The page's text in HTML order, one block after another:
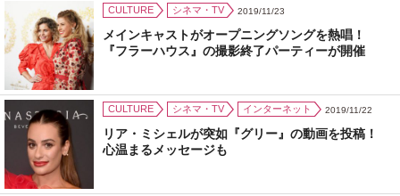
CULTURE シネマ・TV 2019/11/23
メインキャストがオープニングソングを熱唱！
『フラーハウス』の撮影終了パーティーが開催
CULTURE シネマ・TV インターネット 2019/11/22
リア・ミシェルが突如『グリー』の動画を投稿！
心温まるメッセージも